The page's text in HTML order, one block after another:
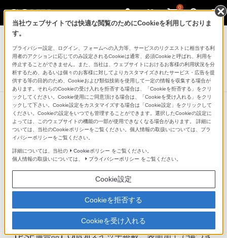
0
モバイルバッテリー／電池
モバイルバッテリー
CP-E61CA
DISCONTINUED 生産完了
【PSE適合品】On/Offスイッチ搭載。表面加工で傷つき
当社ウェブサイトでは快適な閲覧のためにCookieを利用しておりま
す。
プライバシー設定、ログイン、フォームへの入力等、サービスのリクエストに相当する利
用者のアクションに応じてのみ設定されるCookieは通常、必須Cookieと呼ばれ、利用を
停止することができません。また、当社は、ウェブサイトにおけるお客様の利用状況を分
析するため、あるいは個々のお客様に対してよりカスタマイズされたサービス・広告を提
供する等の目的のため、Cookieおよび類似技術を使用して一定の情報を収集する場合が
あります。それらのCookieの受け入れを拒否する場合は、「Cookieを拒否する」をクリ
ックしてください。Cookie使用にご同意頂ける場合は、「Cookieを受け入れる」をクリ
ックして下さい。Cookie設定をカスタマイズする場合は「Cookie設定」をクリックして
ください。Cookieの設定をいつでも管理することができます。選択したCookieの設定に
よっては、このウェブサイトの機能の一部が使用できなくなる場合があります。 詳細に
ついては、当社のCookieポリシーをご覧ください。個人情報の取扱いについては、プラ
イバシーポリシーをご覧ください。
詳細については、当社の Cookieポリシー をご覧ください。
個人情報の取扱いについては、
プライバシーポリシー をご覧ください。
Cookie設定
Cookieを拒否する
Cookieを受け入れる